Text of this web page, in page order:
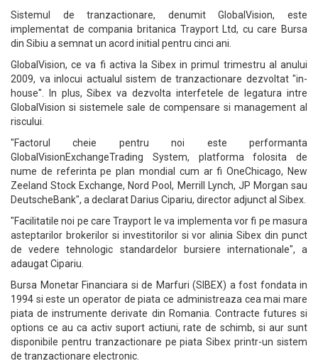
Sistemul de tranzactionare, denumit GlobalVision, este
implementat de compania britanica Trayport Ltd, cu care Bursa
din Sibiu a semnat un acord initial pentru cinci ani.
GlobalVision, ce va fi activa la Sibex in primul trimestru al anului
2009, va inlocui actualul sistem de tranzactionare dezvoltat "in-
house". In plus, Sibex va dezvolta interfetele de legatura intre
GlobalVision si sistemele sale de compensare si management al
riscului.
"Factorul cheie pentru noi este performanta
GlobalVisionExchangeTrading System, platforma folosita de
nume de referinta pe plan mondial cum ar fi OneChicago, New
Zeeland Stock Exchange, Nord Pool, Merrill Lynch, JP Morgan sau
DeutscheBank", a declarat Darius Cipariu, director adjunct al Sibex.
"Facilitatile noi pe care Trayport le va implementa vor fi pe masura
asteptarilor brokerilor si investitorilor si vor alinia Sibex din punct
de vedere tehnologic standardelor bursiere internationale", a
adaugat Cipariu.
Bursa Monetar Financiara si de Marfuri (SIBEX) a fost fondata in
1994 si este un operator de piata ce administreaza cea mai mare
piata de instrumente derivate din Romania. Contracte futures si
options ce au ca activ suport actiuni, rate de schimb, si aur sunt
disponibile pentru tranzactionare pe piata Sibex printr-un sistem
de tranzactionare electronic.